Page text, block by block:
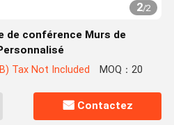
2/2
de conférence Murs de
Tax Not Included MOQ：20
Contactez